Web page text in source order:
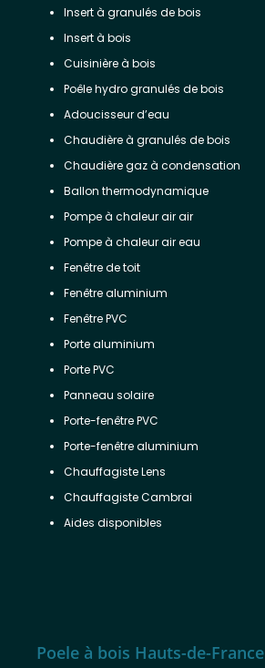
Insert à granulés de bois
Insert à bois
Cuisinière à bois
Poêle hydro granulés de bois
Adoucisseur d’eau
Chaudière à granulés de bois
Chaudière gaz à condensation
Ballon thermodynamique
Pompe à chaleur air air
Pompe à chaleur air eau
Fenêtre de toit
Fenêtre aluminium
Fenêtre PVC
Porte aluminium
Porte PVC
Panneau solaire
Porte-fenêtre PVC
Porte-fenêtre aluminium
Chauffagiste Lens
Chauffagiste Cambrai
Aides disponibles
Poele à bois Hauts-de-France